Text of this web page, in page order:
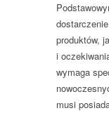
produktów,
i
wymaga
musi